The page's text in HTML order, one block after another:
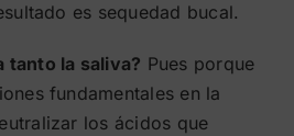
es sequedad bucal.
tanto la saliva? Pues porque
fundamentales en la
los ácidos que